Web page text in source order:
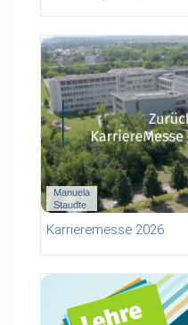
Manuela
Staudte
Karrieremesse 2026
01:24 duration